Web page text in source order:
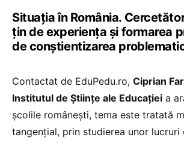
Situația în România.
țin de experiența și formarea
de conștientizarea
Contactat de EduPedu.ro, Ciprian
Institutul de Științe ale Educației a
școlile românești, tema este tratată
tangențial, prin studierea unor lucruri